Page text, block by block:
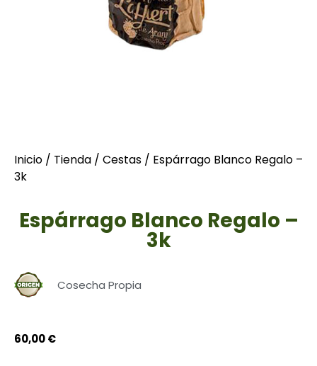
Inicio / Tienda / Cestas / Espárrago Blanco Regalo –
3k
Espárrago Blanco Regalo –
3k
Cosecha Propia
60,00€